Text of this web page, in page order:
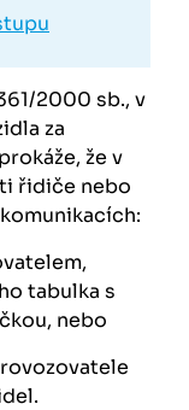
2000 sb., v
za
že v
řidiče nebo
tabulka s
nebo